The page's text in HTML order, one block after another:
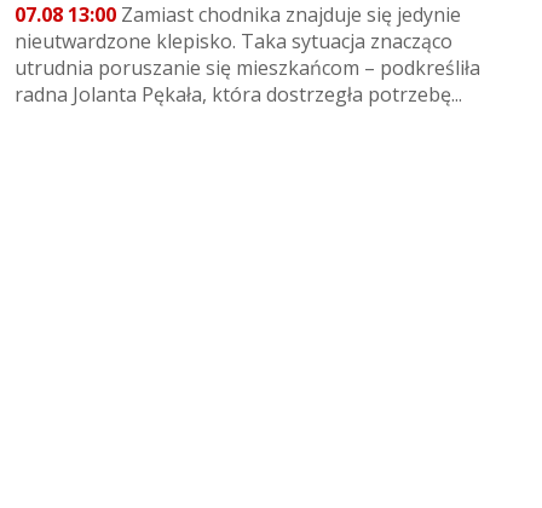
07.08 13:00 Zamiast chodnika znajduje się jedynie
nieutwardzone klepisko. Taka sytuacja znacząco
utrudnia poruszanie się mieszkańcom – podkreśliła
radna Jolanta Pękała, która dostrzegła potrzebę...